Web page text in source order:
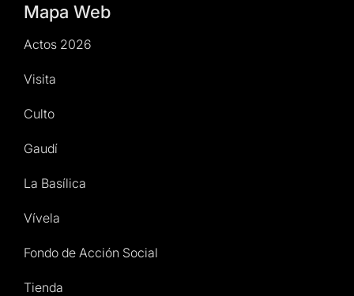
Mapa Web
Actos 2026
Visita
Culto
Gaudí
La Basílica
Vívela
Fondo de Acción Social
Tienda